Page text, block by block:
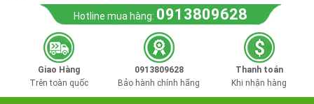
Hotline mua hàng: 0913809628
Giao Hàng
Trên toàn quốc
0913809628
Bảo hành chính hãng
Thanh toán
Khi nhận hàng